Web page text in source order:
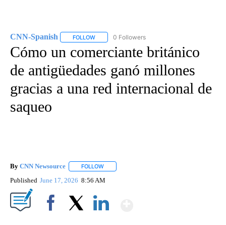
CNN-Spanish FOLLOW FOLLOW "CNN-SPANISH" TO RECEIVE
0 Followers
Cómo un comerciante británico
de antigüedades ganó millones
gracias a una red internacional de
saqueo
By CNN Newsource FOLLOW
Published June 17, 2026 8:56 AM